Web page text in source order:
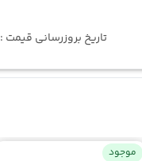
تاریخ بروزرسانی قیمت :
موجود